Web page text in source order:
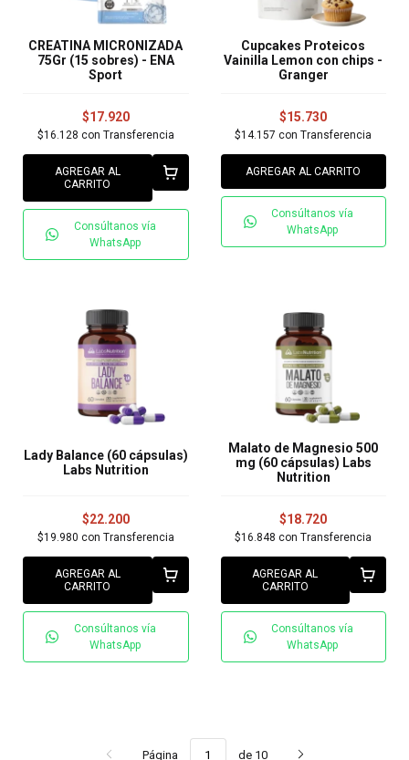
CREATINA MICRONIZADA
75Gr (15 sobres) - ENA
Sport
$17.920
$16.128 con Transferencia
AGREGAR AL
CARRITO
Consúltanos vía
WhatsApp
Cupcakes Proteicos
Vainilla Lemon con chips -
Granger
$15.730
$14.157con Transferencia
AGREGAR AL CARRITO
Consúltanos vía
WhatsApp
Lady Balance (60 cápsulas)
Labs Nutrition
$22.200
$19.980 con Transferencia
AGREGAR AL
CARRITO
Consúltanos vía
WhatsApp
Malato de Magnesio 500
mg (60 cápsulas) Labs
Nutrition
$18.720
$16.848con Transferencia
AGREGAR AL
CARRITO
Consúltanos vía
WhatsApp
Página de 10